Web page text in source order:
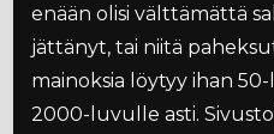
enään olisi välttämättä
jättänyt, tai niitä
mainoksia löytyy ihan
2000-luvulle asti.